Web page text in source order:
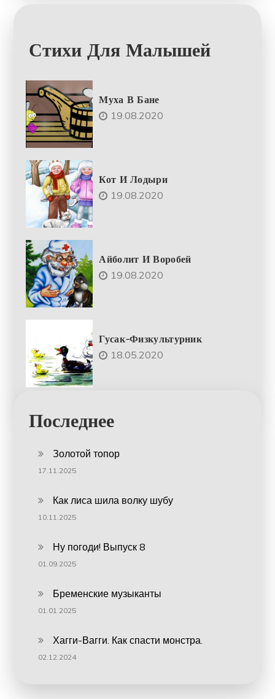
Стихи Для Малышей
Муха В Бане
19.08.2020
Кот И Лодыри
19.08.2020
Айболит И Воробей
19.08.2020
Гусак-Физкультурник
18.05.2020
Последнее
Золотой топор
17.11.2025
Как лиса шила волку шубу
10.11.2025
Ну погоди! Выпуск 8
01.09.2025
Бременские музыканты
01.01.2025
Хагги-Вагги. Как спасти монстра.
02.12.2024